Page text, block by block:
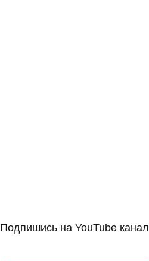
Подпишись на YouTube канал